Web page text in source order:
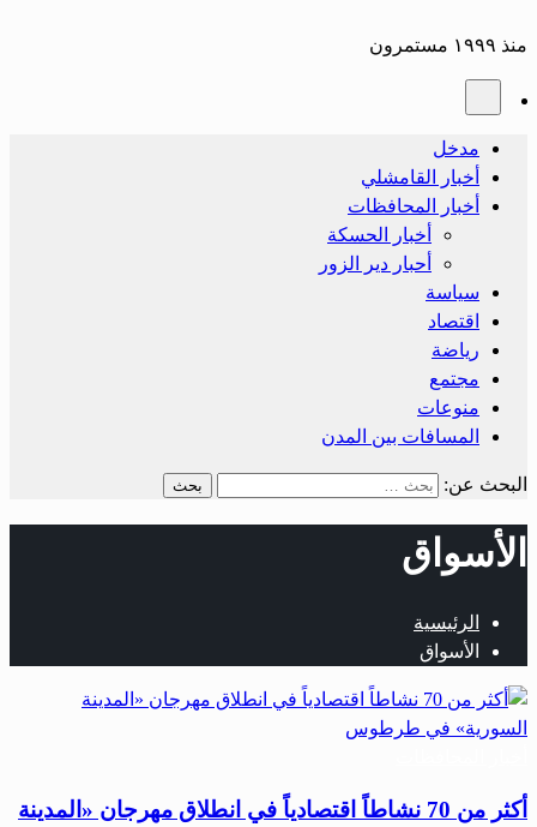
منذ ١٩٩٩ مستمرون
مدخل
أخبار القامشلي
أخبار المحافظات
أخبار الحسكة
أحبار دير الزور
سياسة
اقتصاد
رياضة
مجتمع
منوعات
المسافات بين المدن
البحث عن:
الأسواق
الرئيسية
الأسواق
أكثر من 70 نشاطاً اقتصادياً في انطلاق مهرجان «المدينة